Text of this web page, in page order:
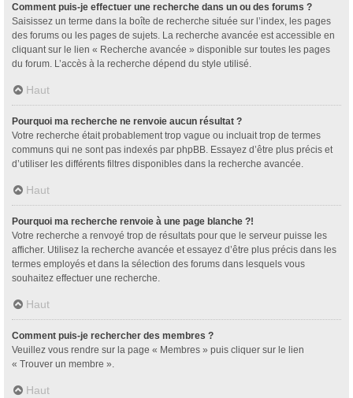
Comment puis-je effectuer une recherche dans un ou des forums ?
Saisissez un terme dans la boîte de recherche située sur l’index, les pages
des forums ou les pages de sujets. La recherche avancée est accessible en
cliquant sur le lien « Recherche avancée » disponible sur toutes les pages
du forum. L’accès à la recherche dépend du style utilisé.
Haut
Pourquoi ma recherche ne renvoie aucun résultat ?
Votre recherche était probablement trop vague ou incluait trop de termes
communs qui ne sont pas indexés par phpBB. Essayez d’être plus précis et
d’utiliser les différents filtres disponibles dans la recherche avancée.
Haut
Pourquoi ma recherche renvoie à une page blanche ?!
Votre recherche a renvoyé trop de résultats pour que le serveur puisse les
afficher. Utilisez la recherche avancée et essayez d’être plus précis dans les
termes employés et dans la sélection des forums dans lesquels vous
souhaitez effectuer une recherche.
Haut
Comment puis-je rechercher des membres ?
Veuillez vous rendre sur la page « Membres » puis cliquer sur le lien
« Trouver un membre ».
Haut